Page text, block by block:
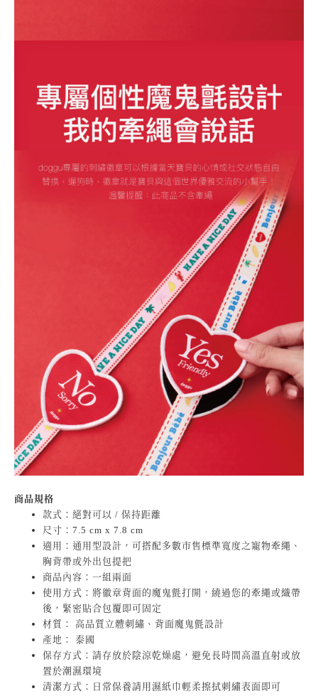
商品規格
款式：絕對可以 / 保持距離
尺寸：7.5 cm x 7.8 cm
適用：通用型設計，可搭配多數市售標準寬度之寵物牽繩、
胸背帶或外出包提把
商品內容：一組兩面
使用方式：將徽章背面的魔鬼氈打開，繞過您的牽繩或織帶
後，緊密貼合包覆即可固定
材質： 高品質立體刺繡、背面魔鬼氈設計
產地： 泰國
保存方式：請存放於陰涼乾燥處，避免長時間高溫直射或放
置於潮濕環境
清潔方式：日常保養請用濕紙巾輕柔擦拭刺繡表面即可